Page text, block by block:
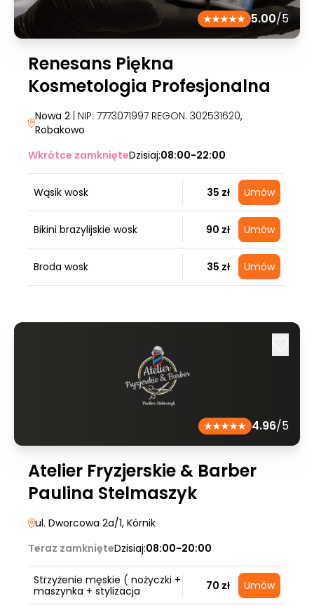
5.00/5
Renesans Piękna
Kosmetologia Profesjonalna
Nowa 2| NIP: 7773071997 REGON: 302531620,
Robakowo
Wkrótce zamknięteDzisiaj:08:00-22:00
Wąsik wosk 35 zł Umów
Bikini brazylijskie wosk 90 zł Umów
Broda wosk 35 zł Umów
4.96/5
Atelier Fryzjerskie & Barber
Paulina Stelmaszyk
ul. Dworcowa 2a/1, Kórnik
Teraz zamknięteDzisiaj:08:00-20:00
Strzyżenie męskie ( nożyczki +
maszynka + stylizacja
70 zł Umów